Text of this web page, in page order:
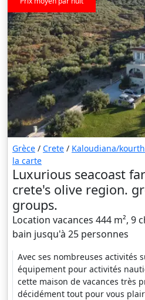
Grèce / Crete / Kaloudiana/
la carte
Luxurious seacoast
crete's olive region.
groups.
Location vacances 444 m², 9
bain jusqu'à 25 personnes
Avec ses nombreuses activités
équipement pour activités
cette maison de vacances très
décidément tout pour vous